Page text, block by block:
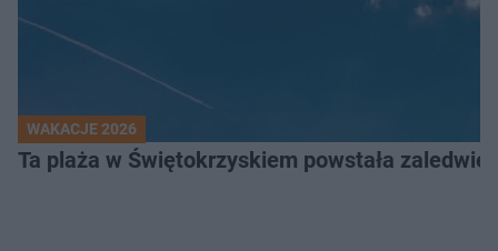
WAKACJE 2026
Ta plaża w Świętokrzyskiem powstała